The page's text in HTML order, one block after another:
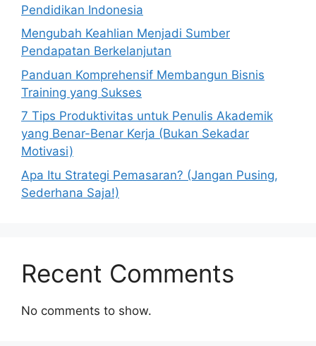
Pendidikan Indonesia
Mengubah Keahlian Menjadi Sumber
Pendapatan Berkelanjutan
Panduan Komprehensif Membangun Bisnis
Training yang Sukses
7 Tips Produktivitas untuk Penulis Akademik
yang Benar-Benar Kerja (Bukan Sekadar
Motivasi)
Apa Itu Strategi Pemasaran? (Jangan Pusing,
Sederhana Saja!)
Recent Comments
No comments to show.